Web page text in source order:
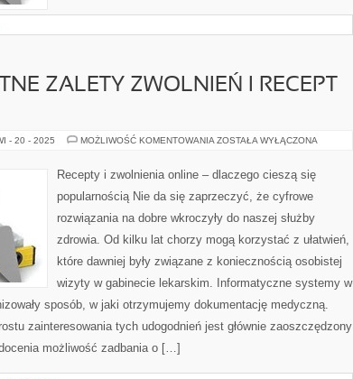
ZALETY ZWOLNIEŃ I RECEPT
- 20 - 2025 MOŻLIWOŚĆ KOMENTOWANIA JAKIE
ZALETY
ZWOLNIEŃ
RECEPT
ZOSTAŁA WYŁĄCZONA
Recepty i zwolnienia online – dlaczego cieszą się
popularnością Nie da się zaprzeczyć, że cyfrowe
rozwiązania na dobre wkroczyły do naszej służby
zdrowia. Od kilku lat chorzy mogą korzystać z ułatwień,
które dawniej były związane z koniecznością osobistej
wizyty w gabinecie lekarskim. Informatyczne systemy w
sposób, w jaki otrzymujemy dokumentację medyczną.
zainteresowania tych udogodnień jest głównie zaoszczędzony
możliwość zadbania o […]